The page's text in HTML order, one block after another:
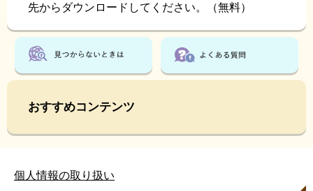
先からダウンロードしてください。（無料）
おすすめコンテンツ
個人情報の取り扱い